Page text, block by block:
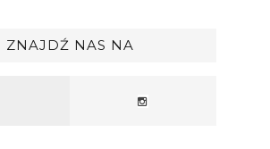
ZNAJDŹ NAS NA